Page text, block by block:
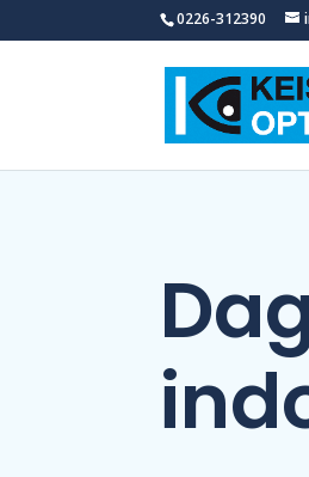
0226-312390